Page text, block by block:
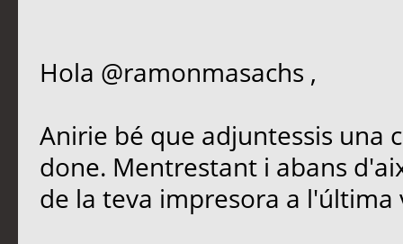
Hola @ramonmasachs ,
Anirie bé que adjuntessis una
done. Mentrestant i abans
de la teva impresora a l'última